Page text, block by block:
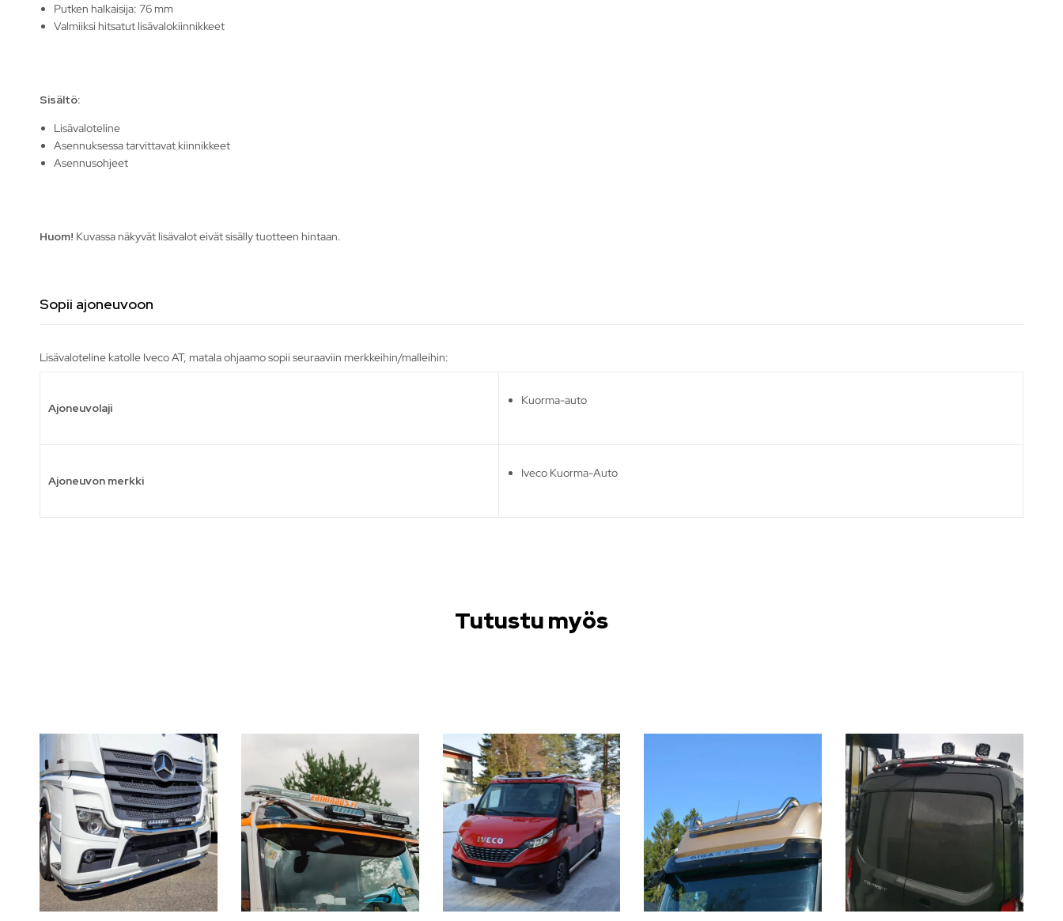
Putken halkaisija: 76 mm
Valmiiksi hitsatut lisävalokiinnikkeet
Sisältö:
Lisävaloteline
Asennuksessa tarvittavat kiinnikkeet
Asennusohjeet
Huom! Kuvassa näkyvät lisävalot eivät sisälly tuotteen hintaan.
Sopii ajoneuvoon
Lisävaloteline katolle Iveco AT, matala ohjaamo sopii seuraaviin merkkeihin/malleihin:
Ajoneuvolaji
Kuorma-auto
Ajoneuvon merkki
Iveco Kuorma-Auto
Tutustu myös